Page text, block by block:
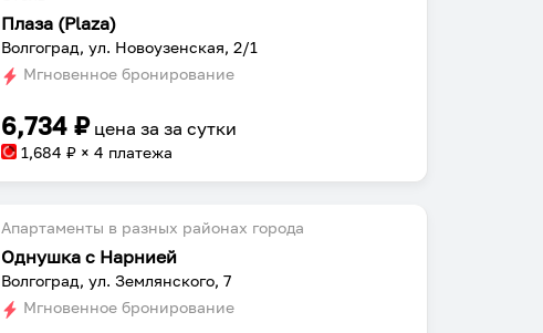
Плаза (Plaza)
Волгоград, ул. Новоузенская, 2/1
Мгновенное бронирование
6,734 ₽ цена заза сутки
1,684 ₽ × 4 платежа
Апартаменты в разных районах города
Однушка с Нарнией
Волгоград, ул. Землянского, 7
Мгновенное бронирование